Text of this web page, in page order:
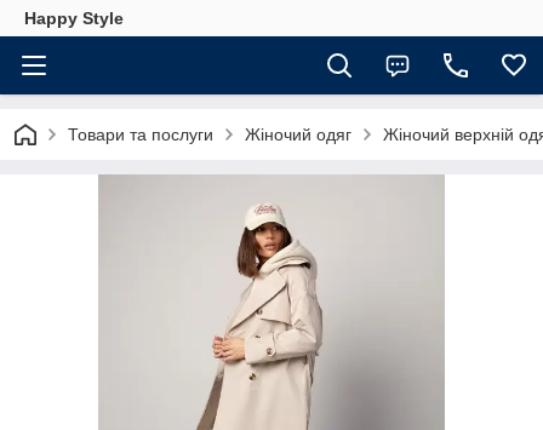
Happy Style
Товари та послуги Жіночий одяг Жіночий верхній